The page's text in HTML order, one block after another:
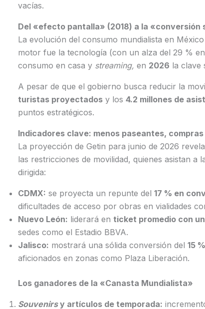
vacías.
Del «efecto pantalla» (2018) a la «conversión
La evolución del consumo mundialista en
motor fue la tecnología (con un alza del 29 %
consumo en casa ystreaming, en 2026 la clave
A pesar de que el gobierno busca reducir la
turistas proyectadosy los 4.2 millones de
puntos estratégicos.
Indicadores clave: menos paseantes,
La proyección de Getin para junio de 2026
las restricciones de movilidad, quienes asistan
dirigida:
CDMX: se proyecta un repunte del 17 % en
dificultades de acceso por obras en vialidades
Nuevo León: liderará en ticket promedio con
sedes como el Estadio BBVA.
Jalisco: mostrará una sólida conversión del 15 %
aficionados en zonas como Plaza Liberación.
Los ganadores de la «Canasta Mundialista»
Souvenirsy artículos de temporada: